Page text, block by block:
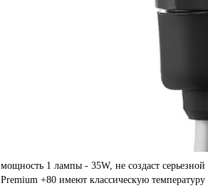
мощность 1 лампы - 35W, не создаст
Premium +80 имеют классическую